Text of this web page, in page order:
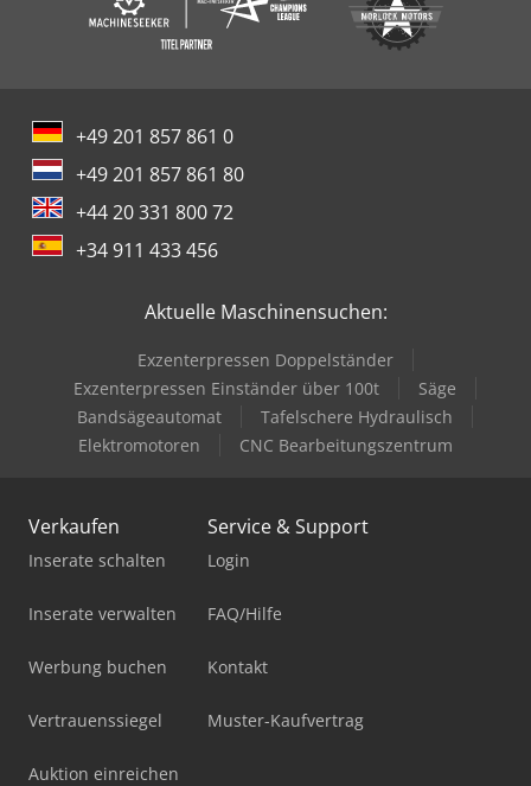
+49 201 857 861 0
+49 201 857 861 80
+44 20 331 800 72
+34 911 433 456
Aktuelle Maschinensuchen:
Exzenterpressen Doppelständer
Exzenterpressen Einständer über 100t
Säge
Bandsägeautomat
Tafelschere Hydraulisch
Elektromotoren
CNC Bearbeitungszentrum
Verkaufen
Inserate schalten
Inserate verwalten
Werbung buchen
Vertrauenssiegel
Auktion einreichen
Service & Support
Login
FAQ/Hilfe
Kontakt
Muster-Kaufvertrag